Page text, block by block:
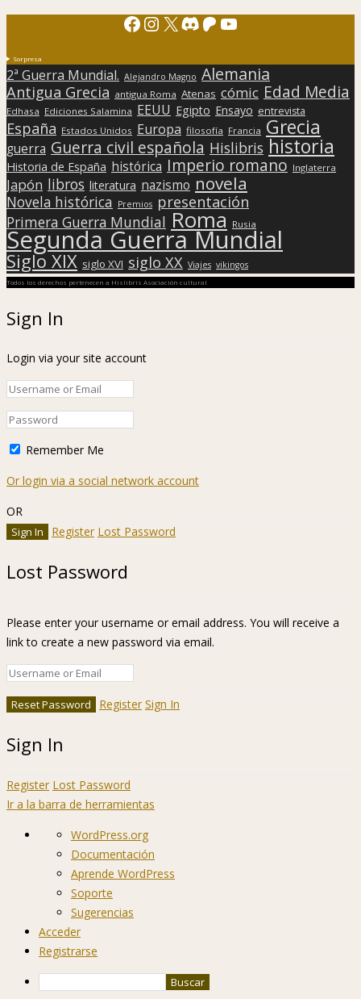
Facebook
Instagram
X Discord
Patreon
YouTube
Sorpresa
2ª Guerra Mundial. Alejandro Magno Alemania
Antigua Grecia antigua Roma Atenas cómic Edad Media
Edhasa Ediciones Salamina EEUU Egipto Ensayo entrevista
España Estados Unidos Europa filosofía Francia Grecia
guerra Guerra civil española Hislibris historia
Historia de España histórica Imperio romano Inglaterra
Japón libros literatura nazismo novela
Novela histórica Premios presentación
Primera Guerra Mundial Roma Rusia
Segunda Guerra Mundial
Siglo XIX siglo XVI siglo XX Viajes vikingos
Todos los derechos pertenecen a Hislibris Asociación cultural
Sign In
Login via your site account
Remember Me
Or login via a social network account
OR
Register Lost Password
Lost Password
Please enter your username or email address. You will receive a
link to create a new password via email.
Register Sign In
Sign In
Register Lost Password
Ir a la barra de herramientas
Acerca
WordPress
WordPress.org
Documentación
Aprende WordPress
Soporte
Sugerencias
Acceder
Registrarse
Buscar